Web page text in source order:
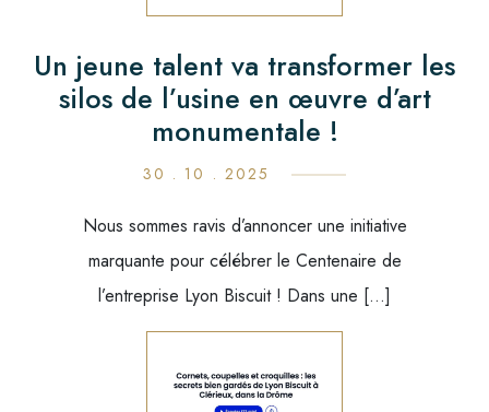
Un jeune talent va transformer les
silos de l’usine en œuvre d’art
monumentale !
30 . 10 . 2025
Nous sommes ravis d’annoncer une initiative
marquante pour célébrer le Centenaire de
l’entreprise Lyon Biscuit ! Dans une […]